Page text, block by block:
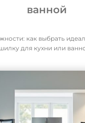
ванной
как выбрать
для кухни или